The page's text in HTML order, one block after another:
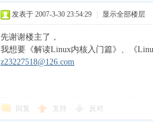
发表于 2007-3-30 23:54:29 显示全部楼层
先谢谢楼主了，
我想要《解读Linux内核入门篇》、《
z23227518@126.com
回复 支持 反对